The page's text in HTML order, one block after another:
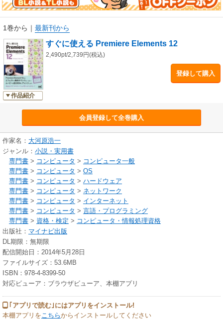
料で使える音楽や効果音がたくさん追加されたほか、動いている被写体に
加されました。これらについても丁寧に説明しています。
紙面での説明は、細かいところまで設定が可能な［エキスパート］ビュー
で行い、操作が異なるところは［クイック］ビューについても解説を入れ
ています。初めてソフトを触る人を対象に、サンプルを使ったわかりやす
く説明しました。また、少しソフトに慣れてきた時にやってみたくなるよ
うな、凝った編集方法やエフェクトについても、ポイントを押さえて紹介
していますので、長くお使いいただけるでしょう。動画編集の流れに沿い
ので、さっと知りたい内容を見つけることができます。ビデオカメラやス
マートフォン、カメラ内蔵の動画撮影機能で撮りためた動画をPremiere
Elementsで編集してみたい方、YouTubeに動画をアップロードしたり、ム
ービーを収録したDVDを家族に送りたい方は、ぜひ本書をお手元に置いて
ください。
【ご注意】Adobe Premiere Elements 12を所有されている方が対象です。
本書にはソフトウェアは付属しておりません。サンプルファイルは、サポ
ートサイトよりダウンロードすることができます。
1巻から ｜ 最新刊から
作品紹介
すぐに使える Premiere Elements 12
2,490pt/2,739円(税込)
登録して購入
会員登録して全巻購入
作家名： 大河原浩一
ジャンル： 小説・実用書
専門書 > コンピュータ > コンピュータ一般
専門書 > コンピュータ > OS
専門書 > コンピュータ > ハードウェア
専門書 > コンピュータ > ネットワーク
専門書 > コンピュータ > インターネット
専門書 > コンピュータ > 言語・プログラミング
専門書 > 資格・検定 > コンピュータ・情報処理資格
出版社： マイナビ出版
DL期限：無期限
配信開始日：2014年5月28日
ファイルサイズ：53.6MB
ISBN：978-4-8399-50
対応ビューア：ブラウザビューア、本棚アプリ
｢アプリで読む｣にはアプリをインストール!
本棚アプリをこちらからインストールしてください